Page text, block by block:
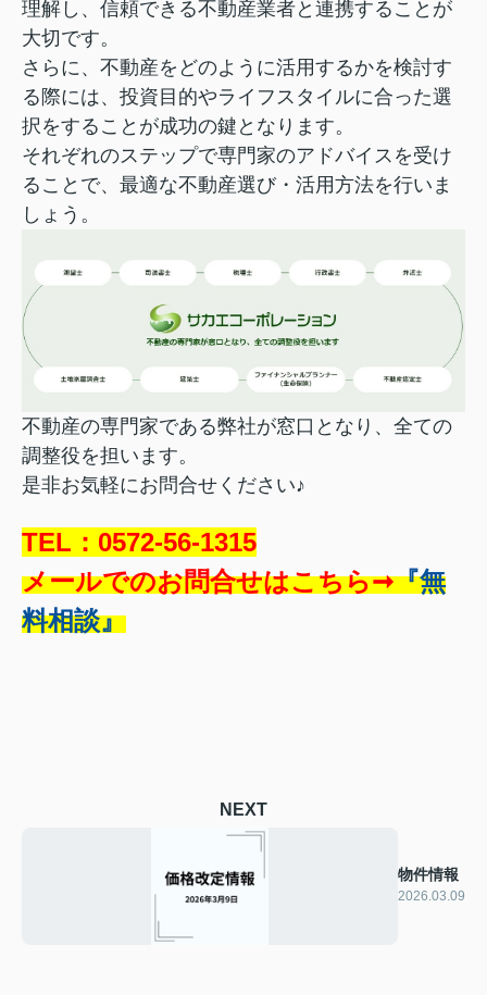
理解し、信頼できる不動産業者と連携することが
大切です。
さらに、不動産をどのように活用するかを検討す
る際には、投資目的やライフスタイルに合った選
択をすることが成功の鍵となります。
それぞれのステップで専門家のアドバイスを受け
ることで、 最適な不動産選び・活用方法を行いま
しょう。
不動産の専門家である弊社が窓口となり、全ての
調整役を担います。
是非お気軽にお問合せください♪
TEL：0572-56-1315
メールでのお問合せはこちら➞『無
料相談』
NEXT
物件情報
2026.03.09